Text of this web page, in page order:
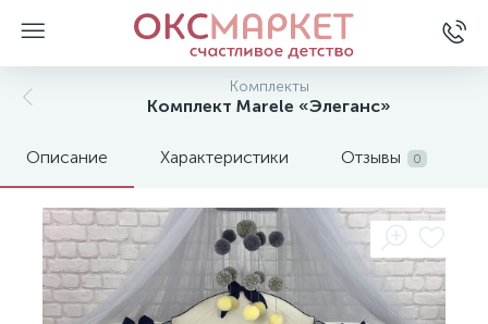
Комплекты
Комплект Marele «Элеганс»
Описание Характеристики Отзывы 0